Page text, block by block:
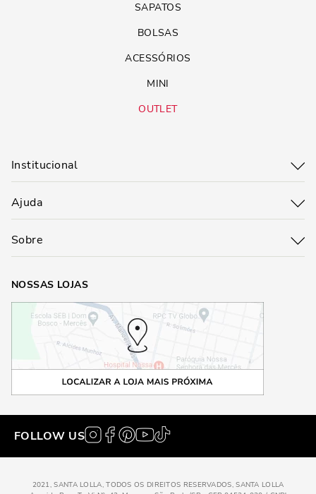
SAPATOS
BOLSAS
ACESSÓRIOS
MINI
OUTLET
Institucional
Ajuda
Sobre
NOSSAS LOJAS
FOLLOW US
2021, SANTA LOLLA, TODOS OS DIREITOS RESERVADOS, SANTA LOLLA